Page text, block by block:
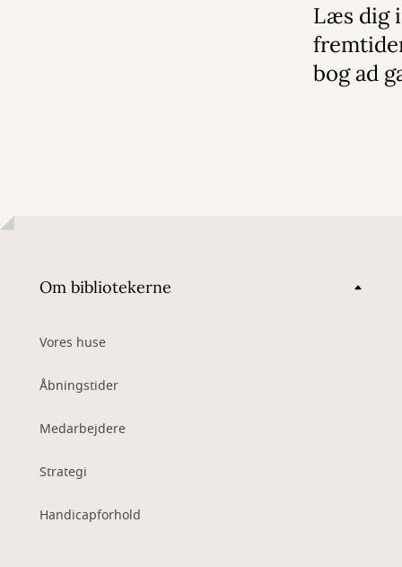
Læs dig
bog ad
Om bibliotekerne
Vores huse
Åbningstider
Medarbejdere
Strategi
Handicapforhold